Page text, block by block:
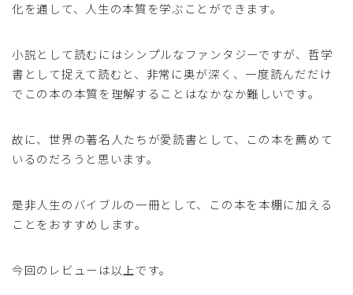
化を通して、人生の本質を学ぶことができます。
小説として読むにはシンプルなファンタジーですが、哲学
書として捉えて読むと、非常に奥が深く、一度読んだだけ
でこの本の本質を理解することはなかなか難しいです。
故に、世界の著名人たちが愛読書として、この本を薦めて
いるのだろうと思います。
是非人生のバイブルの一冊として、この本を本棚に加える
ことをおすすめします。
今回のレビューは以上です。